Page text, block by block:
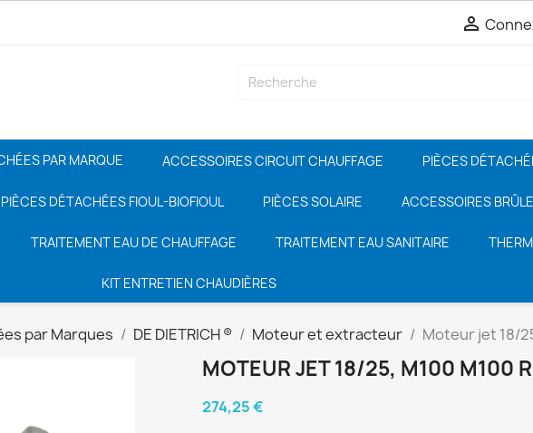

PAR MARQUE ACCESSOIRES CIRCUIT CHAUFFAGE PIÈCES
PIÈCES DÉTACHÉES FIOUL-BIOFIOUL PIÈCES SOLAIRE ACCESSOIRES
TRAITEMENT EAU DE CHAUFFAGE TRAITEMENT EAU SANITAIRE
KIT ENTRETIEN CHAUDIÈRES
par Marques DE DIETRICH ® Moteur et extracteur Moteur jet 18/
MOTEUR JET 18/25, M100 M100 R
274,25 €